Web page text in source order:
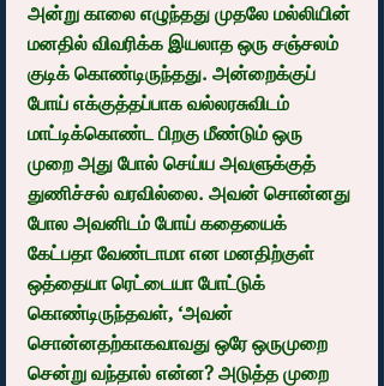
அன்று காலை எழுந்தது முதலே மல்லியின்
மனதில் விவரிக்க இயலாத ஒரு சஞ்சலம்
குடிக் கொண்டிருந்தது. அன்றைக்குப்
போய் எக்குத்தப்பாக வல்லரசுவிடம்
மாட்டிக்கொண்ட பிறகு மீண்டும் ஒரு
முறை அது போல் செய்ய அவளுக்குத்
துணிச்சல் வரவில்லை. அவன் சொன்னது
போல அவனிடம் போய் கதையைக்
கேட்பதா வேண்டாமா என மனதிற்குள்
ஒத்தையா ரெட்டையா போட்டுக்
கொண்டிருந்தவள், ‘அவன்
சொன்னதற்காகவாவது ஒரே ஒருமுறை
சென்று வந்தால் என்ன? அடுத்த முறை